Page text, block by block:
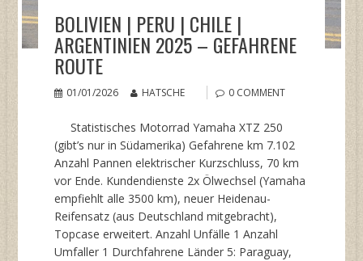
BOLIVIEN | PERU | CHILE |
ARGENTINIEN 2025 – GEFAHRENE
ROUTE
01/01/2026 HATSCHE 0 COMMENT
Statistisches Motorrad Yamaha XTZ 250
(gibt’s nur in Südamerika) Gefahrene km 7.102
Anzahl Pannen elektrischer Kurzschluss, 70 km
vor Ende. Kundendienste 2x Ölwechsel (Yamaha
empfiehlt alle 3500 km), neuer Heidenau-
Reifensatz (aus Deutschland mitgebracht),
Topcase erweitert. Anzahl Unfälle 1 Anzahl
Umfaller 1 Durchfahrene Länder 5: Paraguay,